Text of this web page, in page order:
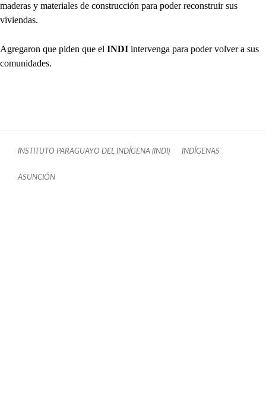
maderas y materiales de construcción para poder reconstruir sus
viviendas.
Agregaron que piden que el INDI intervenga para poder volver a sus
comunidades.
INSTITUTO PARAGUAYO DEL INDÍGENA (INDI) INDÍGENAS
ASUNCIÓN